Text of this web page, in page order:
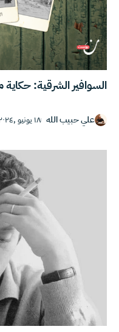
السوافير الشرقية:
علي حبيب الله ١٨ يونيو ,٢٠٢٤